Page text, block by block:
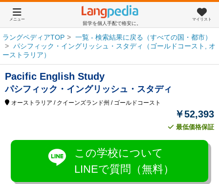
留学を個人手配で格安に。
メニュー マイリスト
ラングペディアTOP
一覧 - 検索結果に戻る（すべての国・都市）
パシフィック・イングリッシュ・スタディ（ゴールドコースト, オ
ーストラリア）
Pacific English Study
パシフィック・イングリッシュ・スタディ
オーストラリア / クイーンズランド州 / ゴールドコースト
￥52,393
最低価格保証
この学校について
LINEで質問（無料）